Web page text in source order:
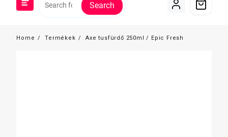
Search
Home Termékek Axe tusfürdő 250ml / Epic Fresh